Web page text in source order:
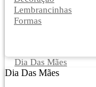
Lembrancinhas
Formas
Dia Das Mães
Dia Das Mães